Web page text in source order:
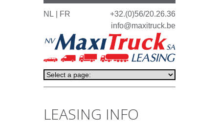
+32.(0)56/20.26.36
info@maxitruck.be
NL | FR
LEASING INFO